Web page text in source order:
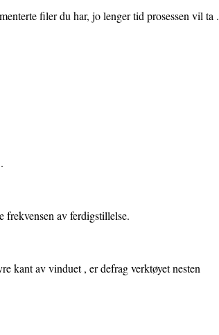
filer du har, jo lenger tid prosessen vil ta .
frekvensen av ferdigstillelse.
kant av vinduet , er defrag verktøyet nesten